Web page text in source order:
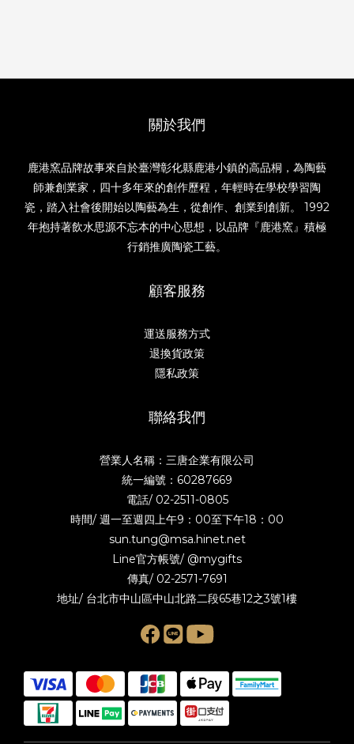
關於我們
鹿港窯品牌故事來自於臺灣彰化縣鹿港小鎮的高品桐，為陶藝
師兼創業家，四十多年來的創作歷程，年輕時在學校學習陶
瓷，踏入社會後開始以陶藝為生，從創作、創業到創新。 1992
年抱持著飲水思源不忘本的中心思想，以品牌『鹿港窯』積極
行銷推廣陶瓷工藝。
顧客服務
運送服務方式
退換貨政策
隱私政策
聯絡我們
營業人名稱：三唐企業有限公司
統一編號：60287669
電話/ 02-2511-0805
時間/ 週一至週四上午9：00至下午18：00
sun.tung@msa.hinet.net
Line官方帳號/ @mygifts
傳真/ 02-2571-7691
地址/ 台北市中山區中山北路二段65巷12之3號1樓